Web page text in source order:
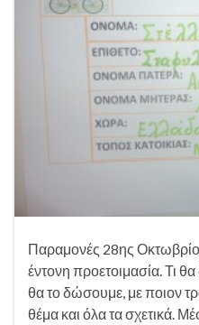
Παραμονές 28ης
έντονη προετοιμασία. Τι
θα το δώσουμε, με ποιον
θέμα και όλα τα σχετικά.